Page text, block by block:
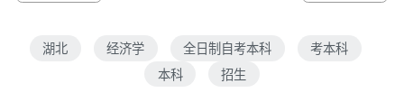
湖北 经济学 全日制自考本科
考本科
本科
招生